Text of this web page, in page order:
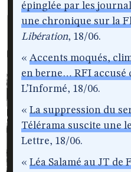
épinglée par les
une chronique sur la
Libération, 18/06.
« Accents moqués,
en berne… RFI accusé
L’Informé, 18/06.
« La suppression du
Télérama suscite une
Lettre, 18/06.
« Léa Salamé au JT de